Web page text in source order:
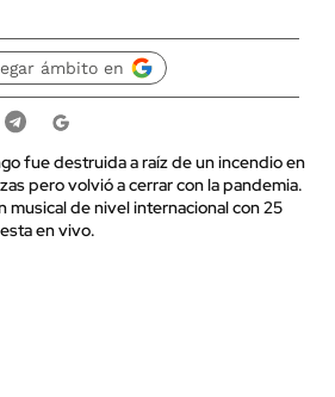
ámbito en
fue destruida a raíz de un incendio en
pero volvió a cerrar con la pandemia.
musical de nivel internacional con 25
en vivo.